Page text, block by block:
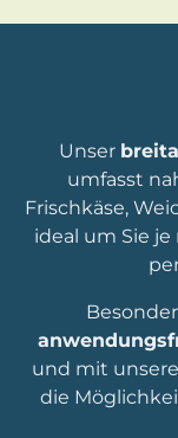
Unser
umfasst
Frischkäse,
ideal um Sie
und mit
die